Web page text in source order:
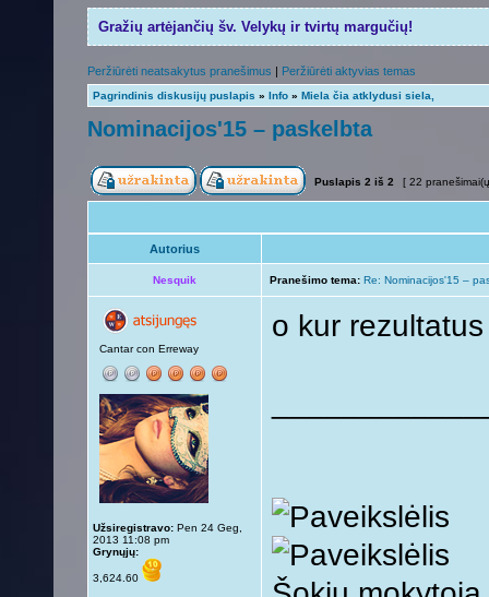
Gražių artėjančių šv. Velykų ir tvirtų margučių!
Peržiūrėti neatsakytus pranešimus | Peržiūrėti aktyvias temas
Pagrindinis diskusijų puslapis » Info » Miela čia atklydusi siela,
Nominacijos'15 – paskelbta
Puslapis 2 iš 2 [ 22
Autorius
Nesquik Pranešimo tema: Re: Nominacijos'15 –
Cantar con Erreway
Užsiregistravo: Pen 24 Geg,
2013 11:08 pm
Grynųjų:
3,624.60
o kur